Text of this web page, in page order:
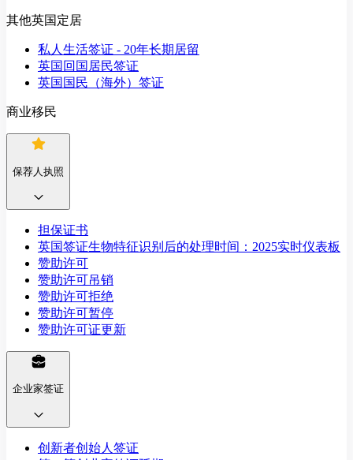
其他英国定居
私人生活签证 - 20年长期居留
英国回国居民签证
英国国民（海外）签证
商业移民
保荐人执照
担保证书
英国签证生物特征识别后的处理时间：2025实时仪表板
赞助许可
赞助许可吊销
赞助许可拒绝
赞助许可暂停
赞助许可证更新
企业家签证
创新者创始人签证